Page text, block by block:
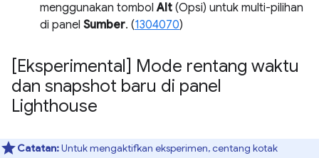
menggunakan tombolAlt (Opsi) untuk multi-pilihan
di panel Sumber. (1304070)
[Eksperimental] Mode rentang waktu
dan snapshot baru di panel
Lighthouse
Catatan:Untuk mengaktifkan eksperimen, centang kotak